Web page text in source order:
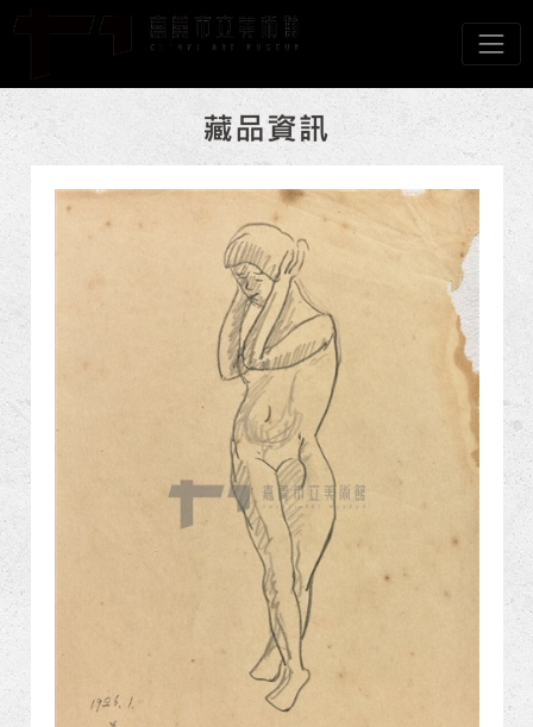
跳到主要內容
嘉義市立美術館